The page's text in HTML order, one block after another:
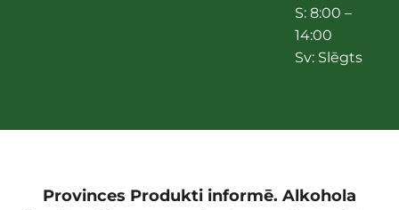
S: 8:00 –
14:00
Sv: Slēgts
Provinces Produkti informē. Alkohola